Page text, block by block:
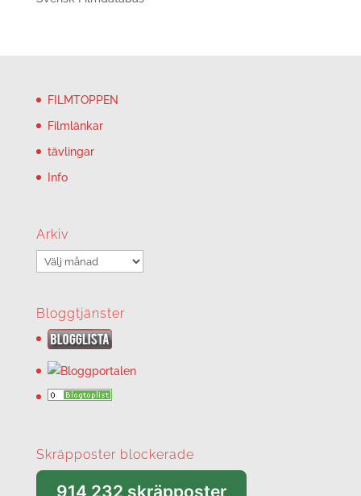
FILMTOPPEN
Filmlänkar
tävlingar
Info
Arkiv
Arkiv
Bloggtjänster
Skräpposter blockerade
914 232 skräpposter